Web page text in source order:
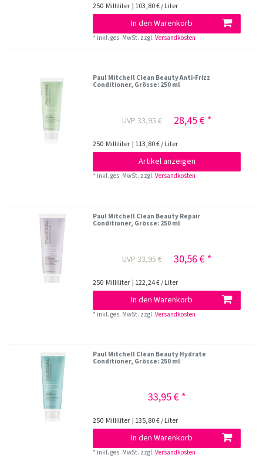
250 Milliliter | 103,80 € / Liter
In den Warenkorb
* inkl. ges. MwSt. zzgl.Versandkosten
Paul Mitchell Clean Beauty Anti-Frizz
Conditioner, Grösse: 250 ml
UVP 33,95 € 28,45 € *
250 Milliliter | 113,80 € / Liter
Artikel anzeigen
* inkl. ges. MwSt. zzgl.Versandkosten
Paul Mitchell Clean Beauty Repair
Conditioner, Grösse: 250 ml
UVP 33,95 € 30,56 € *
250 Milliliter | 122,24 € / Liter
In den Warenkorb
* inkl. ges. MwSt. zzgl.Versandkosten
Paul Mitchell Clean Beauty Hydrate
Conditioner, Grösse: 250 ml
33,95 € *
250 Milliliter | 135,80 € / Liter
In den Warenkorb
* inkl. ges. MwSt. zzgl.Versandkosten